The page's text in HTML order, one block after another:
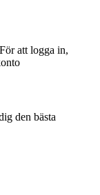
att logga in,
den bästa